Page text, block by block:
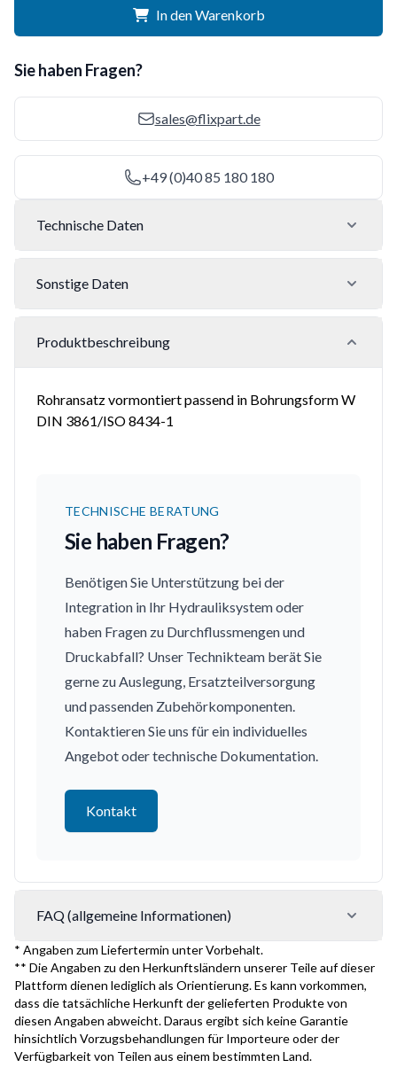
In den Warenkorb
Sie haben Fragen?
sales@flixpart.de
+49 (0)40 85 180 180
Technische Daten
Sonstige Daten
Produktbeschreibung
Rohransatz vormontiert passend in Bohrungsform W
DIN 3861/ISO 8434-1
TECHNISCHE BERATUNG
Sie haben Fragen?
Benötigen Sie Unterstützung bei der
Integration in Ihr Hydrauliksystem oder
haben Fragen zu Durchflussmengen und
Druckabfall? Unser Technikteam berät Sie
gerne zu Auslegung, Ersatzteilversorgung
und passenden Zubehörkomponenten.
Kontaktieren Sie uns für ein individuelles
Angebot oder technische Dokumentation.
Kontakt
FAQ (allgemeine Informationen)
* Angaben zum Liefertermin unter Vorbehalt.
** Die Angaben zu den Herkunftsländern unserer Teile auf dieser
Plattform dienen lediglich als Orientierung. Es kann vorkommen,
dass die tatsächliche Herkunft der gelieferten Produkte von
diesen Angaben abweicht. Daraus ergibt sich keine Garantie
hinsichtlich Vorzugsbehandlungen für Importeure oder der
Verfügbarkeit von Teilen aus einem bestimmten Land.